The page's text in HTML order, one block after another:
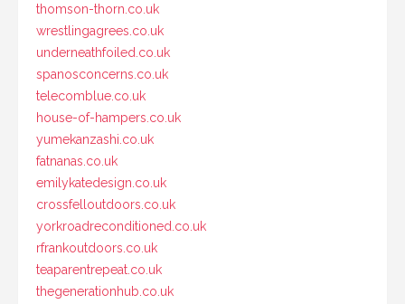
thomson-thorn.co.uk
wrestlingagrees.co.uk
underneathfoiled.co.uk
spanosconcerns.co.uk
telecomblue.co.uk
house-of-hampers.co.uk
yumekanzashi.co.uk
fatnanas.co.uk
emilykatedesign.co.uk
crossfelloutdoors.co.uk
yorkroadreconditioned.co.uk
rfrankoutdoors.co.uk
teaparentrepeat.co.uk
thegenerationhub.co.uk